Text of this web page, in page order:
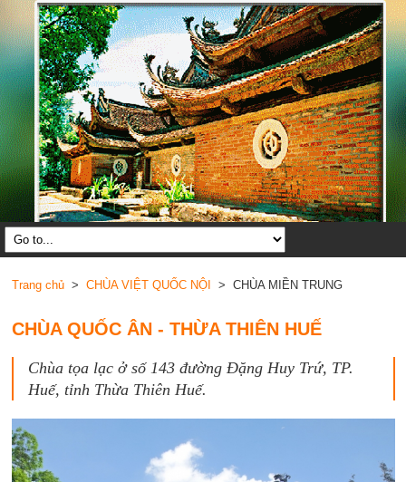
Trang chủ> CHÙA VIỆT QUỐC NỘI > CHÙA MIỀN TRUNG
CHÙA QUỐC ÂN - THỪA THIÊN HUẾ
Chùa tọa lạc ở số 143 đường Đặng Huy Trứ, TP.
Huế, tỉnh Thừa Thiên Huế.